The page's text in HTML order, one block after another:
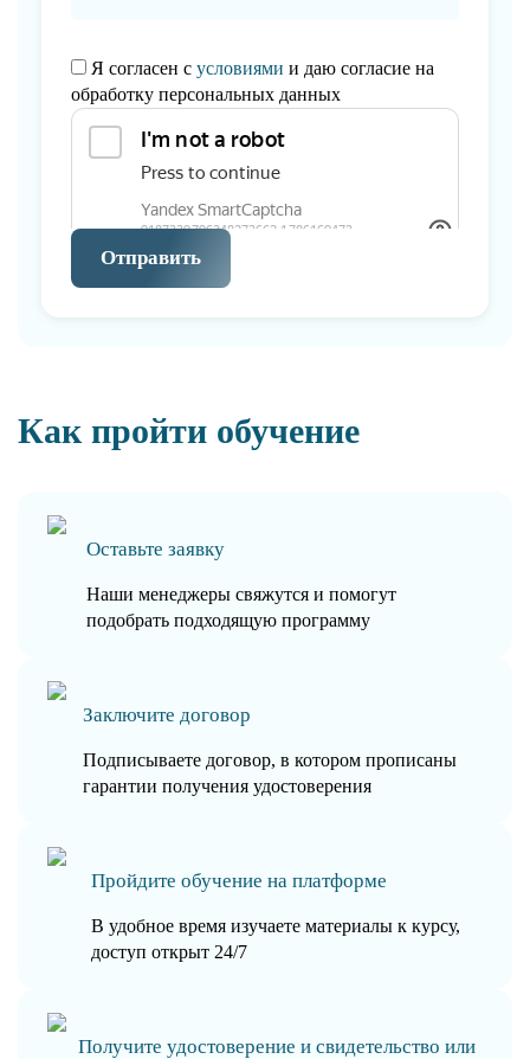
Я согласен с условиями и даю согласие на
обработку персональных данных
Отправить
Как пройти обучение
Оставьте заявку
Наши менеджеры свяжутся и помогут
подобрать подходящую программу
Заключите договор
Подписываете договор, в котором прописаны
гарантии получения удостоверения
Пройдите обучение на платформе
В удобное время изучаете материалы к курсу,
доступ открыт 24/7
Получите удостоверение и свидетельство или